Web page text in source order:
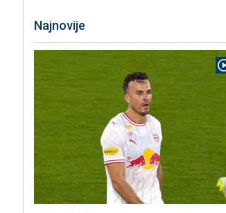
Najnovije